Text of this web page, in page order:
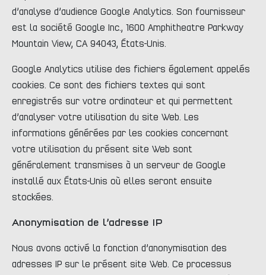
d’analyse d’audience Google Analytics. Son fournisseur
est la société Google Inc., 1600 Amphitheatre Parkway
Mountain View, CA 94043, États-Unis.
Google Analytics utilise des fichiers également appelés
cookies. Ce sont des fichiers textes qui sont
enregistrés sur votre ordinateur et qui permettent
d’analyser votre utilisation du site Web. Les
informations générées par les cookies concernant
votre utilisation du présent site Web sont
généralement transmises à un serveur de Google
installé aux États-Unis où elles seront ensuite
stockées.
Anonymisation de l’adresse IP
Nous avons activé la fonction d’anonymisation des
adresses IP sur le présent site Web. Ce processus